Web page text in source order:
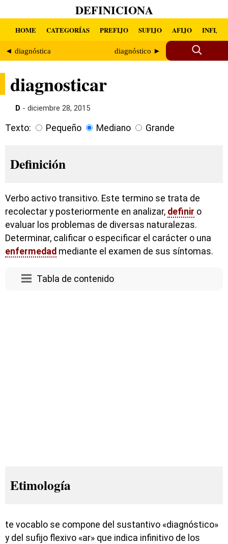
DEFINICIONA
HOME CATEGORÍAS PREFIJO SUFIJO AFIJO INFIJO
◄ diagnóstica diagnóstico ►
diagnosticar
D - diciembre 28, 2015
Texto: Pequeño Mediano Grande
Definición
Verbo activo transitivo. Este termino se trata de
recolectar y posteriormente en analizar, definir o
evaluar los problemas de diversas naturalezas.
Determinar, calificar o especificar el carácter o una
enfermedad mediante el examen de sus síntomas.
Tabla de contenido
Etimología
te vocablo se compone del sustantivo «diagnóstico»
y del sufijo flexivo «ar» que indica infinitivo de los